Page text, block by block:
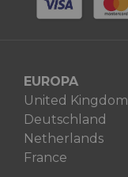
EUROPA
United Kingdom
Deutschland
Netherlands
France